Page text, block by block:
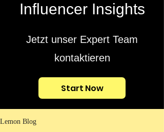
Influencer Insights
Jetzt unser Expert Team
kontaktieren
Start Now
Lemon Blog